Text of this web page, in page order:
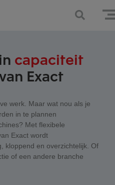
capaciteit
Exact
werk. Maar wat nou als je
in te plannen
Met flexibele
Exact wordt
kloppend en overzichtelijk. Of
of een andere branche